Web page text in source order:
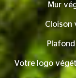
Mur
Cloison
Votre logo